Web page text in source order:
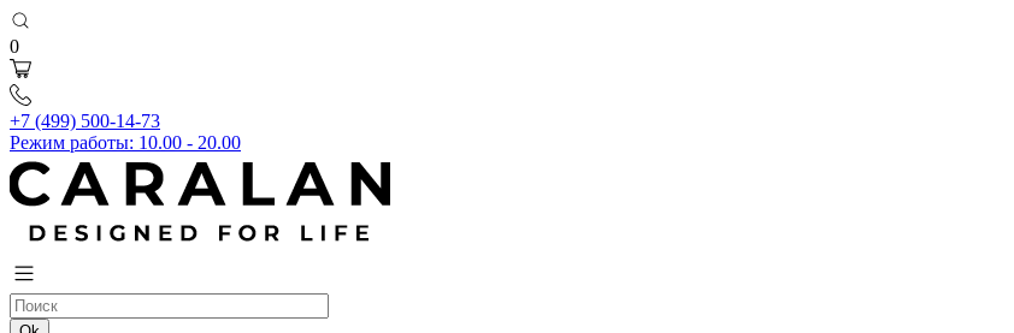
0
+7 (499) 500-14-73
Режим работы: 10.00 - 20.00